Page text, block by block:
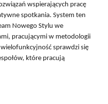
wspierających pracę
spotkania. System ten
Nowego Stylu we
pracującymi w metodologii
sprawdzi się
które pracują